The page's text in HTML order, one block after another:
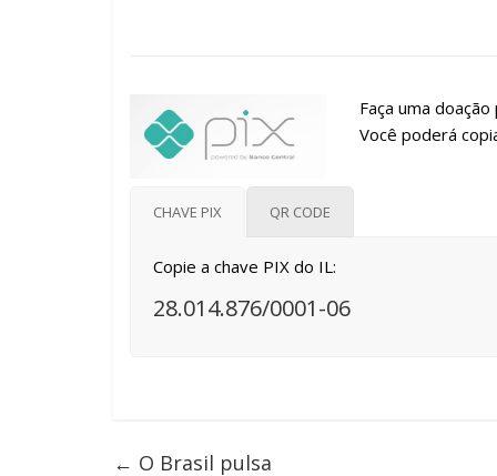
Faça uma
Você poderá
CHAVE PIX QR CODE
Copie a chave PIX do IL:
28.014.876/0001-06
← O Brasil pulsa